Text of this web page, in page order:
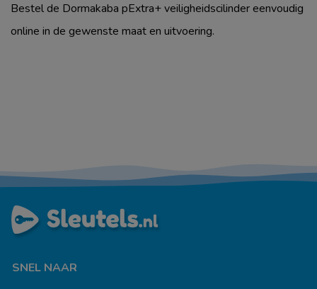
Bestel de Dormakaba pExtra+ veiligheidscilinder eenvoudig
online in de gewenste maat en uitvoering.
SNEL NAAR